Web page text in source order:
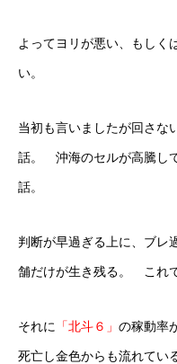
よってヨリが悪い、もしく
い。
当初も言いましたが回さな
話。 沖海のセルが高騰し
話。
判断が早過ぎる上に、ブ
舗だけが生き残る。 これ
それに 「北斗６」 の稼動率
死亡し金色からも流れてい